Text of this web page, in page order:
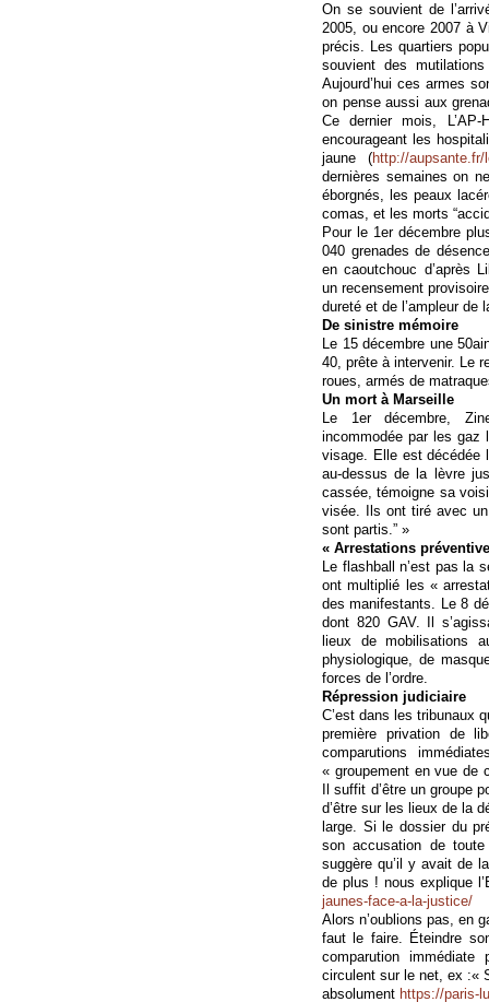
On se souvient de
2005, ou encore 2007 à
précis. Les quartiers
souvient des
Aujourd’hui ces armes
on pense aussi aux
Ce dernier mois,
encourageant les
jaune (http://
dernières semaines on
éborgnés, les peaux
comas, et les morts
Pour le 1er décembre
040 grenades de
en caoutchouc d’après
un recensement
dureté et de l’ampleur de
De sinistre mémoire
Le 15 décembre une
40, prête à intervenir. Le
roues, armés de
Un mort à Marseille
Le 1er décembre,
incommodée par les gaz
visage. Elle est décédée
au-dessus de la lèvre
cassée, témoigne sa
visée. Ils ont tiré avec
sont partis.” »
« Arrestations
Le flashball n’est pas la
ont multiplié les «
des manifestants. Le 8
dont 820 GAV. Il
lieux de mobilisations
physiologique, de
forces de l’ordre.
Répression judiciaire
C’est dans les tribunaux
première privation de
comparutions
« groupement en vue de
Il suffit d’être un groupe
d’être sur les lieux de la
large. Si le dossier du
son accusation de
suggère qu’il y avait de
de plus ! nous explique
jaunes-face-a-la-justice/
Alors n’oublions pas, en
faut le faire. Éteindre
comparution
circulent sur le net, ex :«
absolument https://paris-